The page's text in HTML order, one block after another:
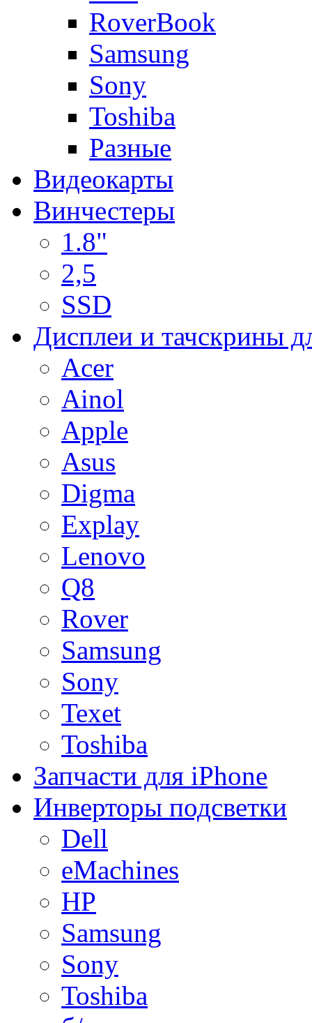
RoverBook
Samsung
Sony
Toshiba
Разные
Видеокарты
Винчестеры
1.8"
2,5
SSD
Дисплеи и тачскрины
Acer
Ainol
Apple
Asus
Digma
Explay
Lenovo
Q8
Rover
Samsung
Sony
Texet
Toshiba
Запчасти для iPhone
Инверторы подсветки
Dell
eMachines
HP
Samsung
Sony
Toshiba